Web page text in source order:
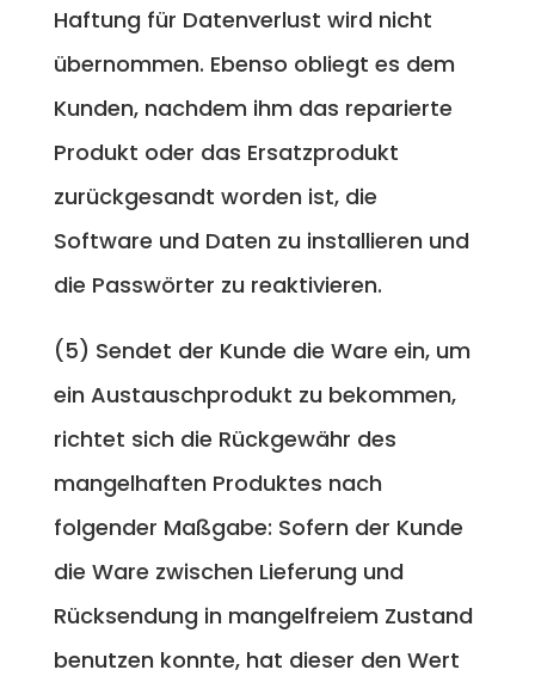
Haftung für Datenverlust wird nicht
übernommen. Ebenso obliegt es dem
Kunden, nachdem ihm das reparierte
Produkt oder das Ersatzprodukt
zurückgesandt worden ist, die
Software und Daten zu installieren und
die Passwörter zu reaktivieren.
(5) Sendet der Kunde die Ware ein, um
ein Austauschprodukt zu bekommen,
richtet sich die Rückgewähr des
mangelhaften Produktes nach
folgender Maßgabe: Sofern der Kunde
die Ware zwischen Lieferung und
Rücksendung in mangelfreiem Zustand
benutzen konnte, hat dieser den Wert